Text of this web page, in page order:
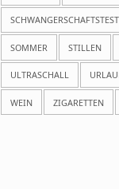
SCHWANGERSCHAFTSTEST
SOMMER STILLEN
ULTRASCHALL
WEIN ZIGARETTEN